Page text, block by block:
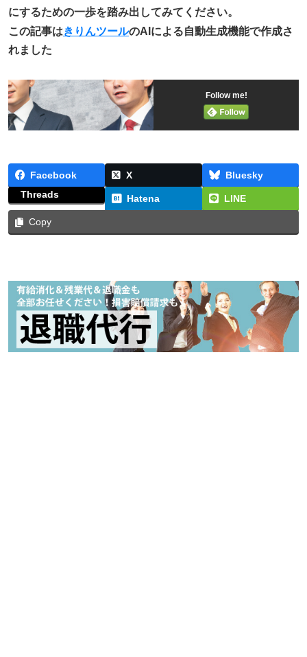
にするための一歩を踏み出してみてください。
この記事はきりんツールのAIによる自動生成機能で作成さ
れました
Follow me!
Facebook X
Bluesky
Threads
Hatena LINE
Copy